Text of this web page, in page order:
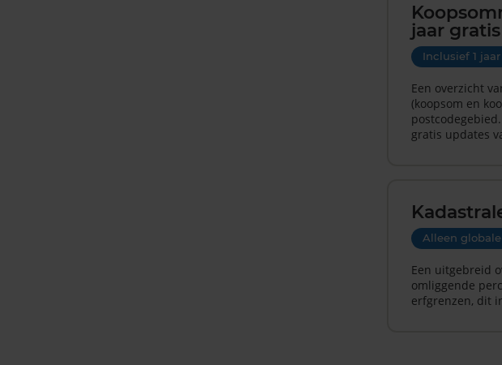
jaar
Inclusief 1
Een overzicht
(koopsom en
gratis updates
Alleen
Een uitgebreid
omliggende
erfgrenzen, dit